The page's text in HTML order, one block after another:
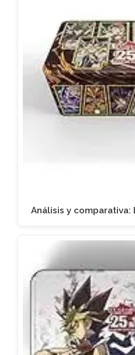
Análisis y comparativa: